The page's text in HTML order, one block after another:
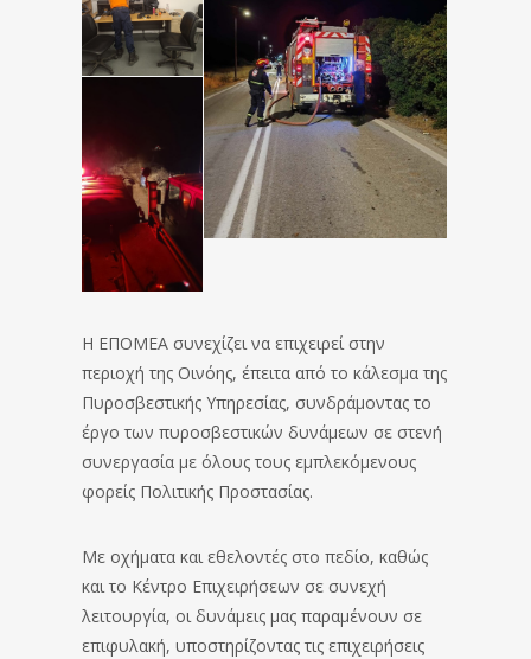
Η ΕΠΟΜΕΑ συνεχίζει να επιχειρεί στην
περιοχή της Οινόης, έπειτα από το κάλεσμα της
Πυροσβεστικής Υπηρεσίας, συνδράμοντας το
έργο των πυροσβεστικών δυνάμεων σε στενή
συνεργασία με όλους τους εμπλεκόμενους
φορείς Πολιτικής Προστασίας.
Με οχήματα και εθελοντές στο πεδίο, καθώς
και το Κέντρο Επιχειρήσεων σε συνεχή
λειτουργία, οι δυνάμεις μας παραμένουν σε
επιφυλακή, υποστηρίζοντας τις επιχειρήσεις